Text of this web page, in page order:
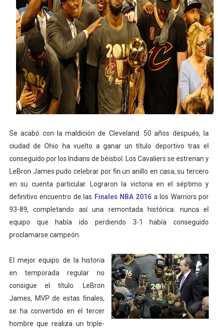
Athletes Unlimited Softball League 2026 - Las Utah
Mundial de piragüismo slalom 2026 (Oklahoma City,
Tour de Francia masculino 2026 - Tadej Pogacar
Mundial de Fórmula 1 2026 - Lando Norris consigue
Campeonato de Europa de high diving 2026 (París,
Se acabó con la maldición de Cleveland. 50 años después, la
ciudad de Ohio ha vuelto a ganar un título deportivo tras el
conseguido por los Indians de béisbol. Los Cavaliers se estrenan y
LeBron James pudo celebrar por fin un anillo en casa, su tercero
en su cuenta particular. Lograron la victoria en el séptimo y
definitivo encuentro de las Finales NBA 2016 a los Warriors por
93-89, completando así una remontada histórica: nunca el
equipo que había ido perdiendo 3-1 había conseguido
proclamarse campeón.
El mejor equipo de la historia
en temporada regular no
consigue el título. LeBron
James, MVP de estas finales,
se ha convertido en el tercer
hombre que realiza un triple-